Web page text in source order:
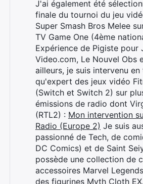
J'ai également été
finale du tournoi du jeu
Super Smash Bros Melee
TV Game One (4ème
Expérience de Pigiste pour
Video.com, Le Nouvel Obs
ailleurs, je suis intervenu en
qu'expert des jeux vidéo
(Switch et Switch 2) sur
émissions de radio dont
(RTL2) : Mon intervention
Radio (Europe 2) Je suis
passionné de Tech, de
DC Comics) et de Saint
possède une collection de
accessoires Marvel
des figurines Myth Cloth